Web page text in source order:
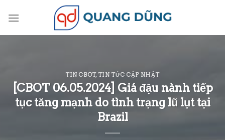
TIN CBOT, TIN TỨC CẬP NHẬT
[CBOT 06.05.2024] Giá đậu nành tiếp
tục tăng mạnh do tình trạng lũ lụt tại
Brazil